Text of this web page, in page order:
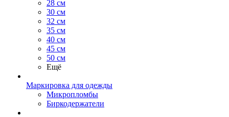
28 см
30 см
32 см
35 см
40 см
45 см
50 см
Ещё
Маркировка для одежды
Микропломбы
Биркодержатели